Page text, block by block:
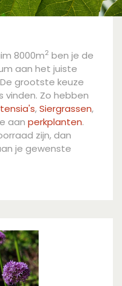
8000m2 ben je de
aan het juiste
grootste keuze
vinden. Zo hebben
,Siergrassen,
aan perkplanten.
zijn, dan
je gewenste